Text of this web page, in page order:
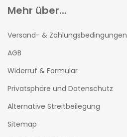
Mehr über...
Versand- & Zahlungsbedingungen
AGB
Widerruf & Formular
Privatsphäre und Datenschutz
Alternative Streitbeilegung
Sitemap